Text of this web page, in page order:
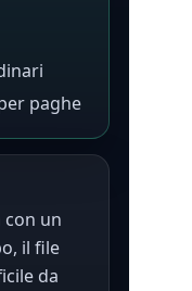
paghe
con un
il file
da